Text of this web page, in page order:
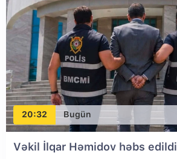
20:32 Bugün
Vəkil İlqar Həmidov həbs edildi